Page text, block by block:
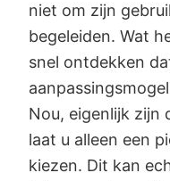
niet om zijn
begeleiden. Wat
snel ontdekken
Nou, eigenlijk zijn
laat u alleen een
kiezen. Dit kan